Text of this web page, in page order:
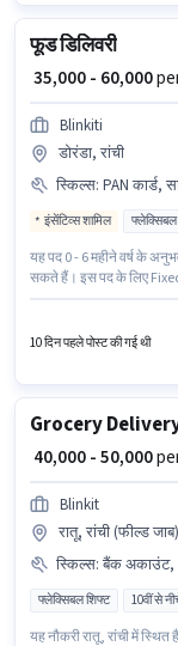
फूड डिलिवरी
₹ 35,000 - 60,000
Blinkiti
डोरंडा, रांची
स्किल्स: PAN कार्ड, साइकिल,
इंसेंटिव्स शामिल
यह पद 0 - 6 महीने वर्ष के
सकते हैं। इस पद के लिए
लिए उम्मीदवार के पास टू-
10 दिन पहले पोस्ट की गई थी
₹ 40,000 - 50,000
Blinkit
रातू, रांची (फील्ड जाब)
स्किल्स: बैंक अकाउंट,
फ्लेक्सिबल शिफ्ट 10वीं से
यह नौकरी रातू, रांची में